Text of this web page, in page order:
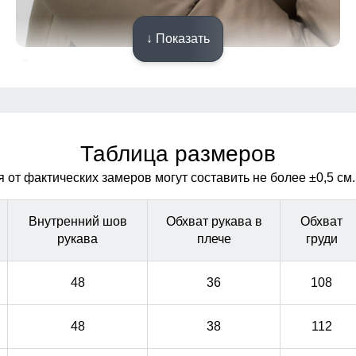
↓ Показать
Таблица размеров
фактических замеров могут составить не более ±0,5
Внутренний шов
рукава
Обхват рукава в
плече
Обхват
груди
48 36 108
48 38 112